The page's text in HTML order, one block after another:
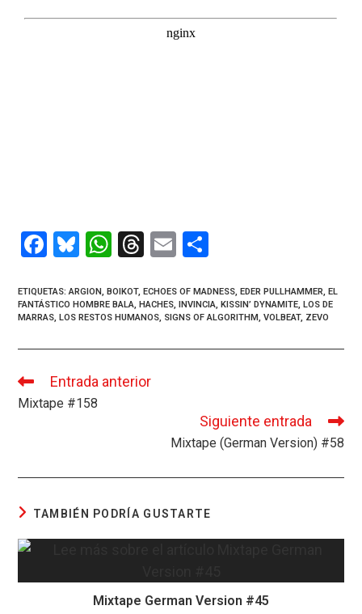
F
ce
b
o
o
k
Bl
es
ky
W
at
s
A
p
T
e
a
d
s
E
ail m
p
ar
ETIQUETAS:ARGION BOIKOT, ECHOES OF MADNESS EDER PULLHAMMER EL
FANTÁSTICO HOMBRE BALA HACHES INVINCIA KISSIN’ DYNAMITE LOS DE
MARRAS LOS RESTOS HUMANOS SIGNS OF ALGORITHM VOLBEAT, ZEVO
Leer
artículos
Entrada anterior
Mixtape #158
Siguiente entrada
Mixtape (German Version) #58
TAMBIÉN PODRÍA GUSTARTE
Mixtape German Version #45